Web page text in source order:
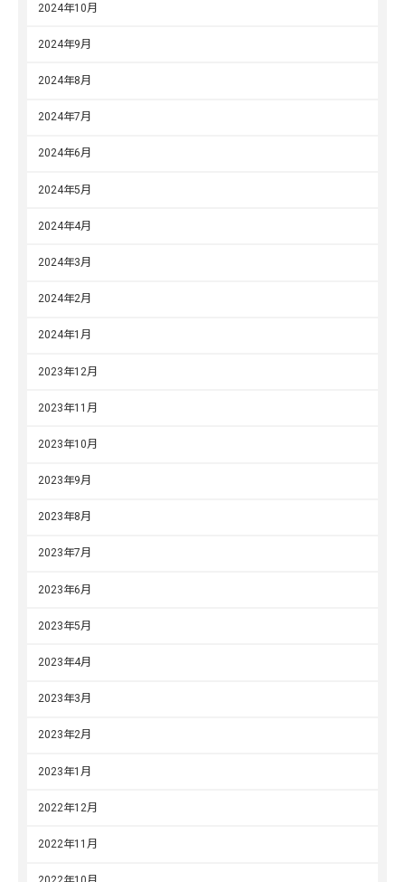
2024年10月
2024年9月
2024年8月
2024年7月
2024年6月
2024年5月
2024年4月
2024年3月
2024年2月
2024年1月
2023年12月
2023年11月
2023年10月
2023年9月
2023年8月
2023年7月
2023年6月
2023年5月
2023年4月
2023年3月
2023年2月
2023年1月
2022年12月
2022年11月